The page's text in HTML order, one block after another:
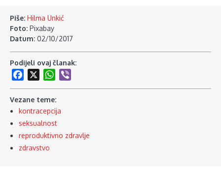
Piše: Hilma Unkić
Foto: Pixabay
Datum: 02/10/2017
Podijeli ovaj članak:
Facebook
WhatsApp
Vezane teme:
kontracepcija
seksualnost
reproduktivno zdravlje
zdravstvo